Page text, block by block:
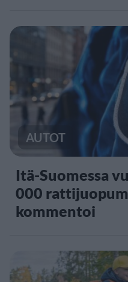
AUTOT
Itä-Suomessa
000
kommentoi